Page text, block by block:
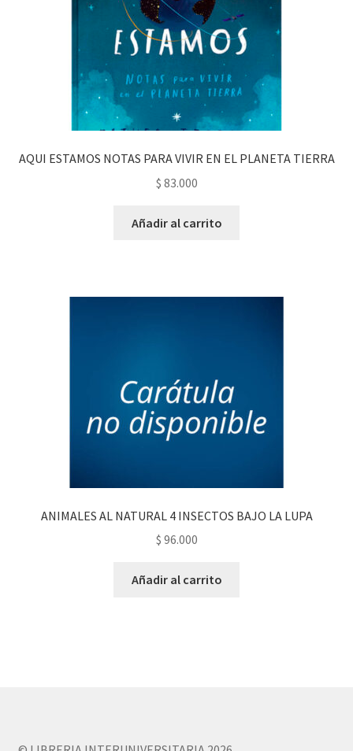
AQUI ESTAMOS NOTAS PARA VIVIR EN EL PLANETA TIERRA
$ 83.000
Añadir al carrito
ANIMALES AL NATURAL 4 INSECTOS BAJO LA LUPA
$ 96.000
Añadir al carrito